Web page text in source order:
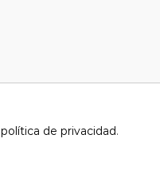
política de privacidad.